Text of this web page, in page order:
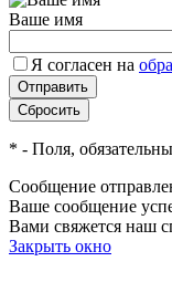
Ваше имя
Я согласен на
* - Поля,
Сообщение
Ваше сообщение
Вами свяжется наш
Закрыть окно